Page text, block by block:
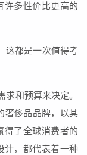
许多性价比更高的
这都是一次值得考
和预算来决定。
奢侈品品牌，以其
得了全球消费者的
计，都代表着一种